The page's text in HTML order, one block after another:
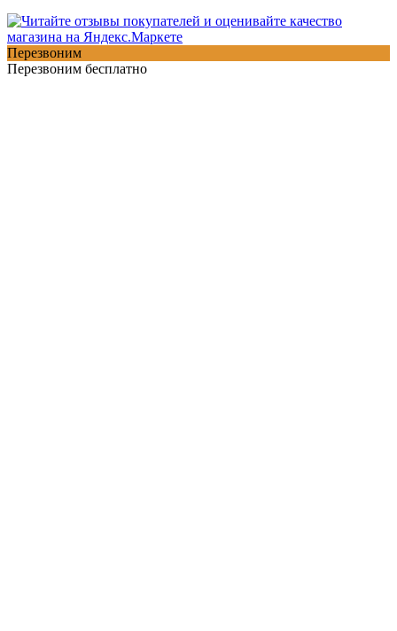
Перезвоним
Перезвоним бесплатно